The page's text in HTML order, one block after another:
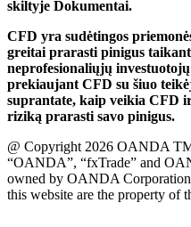
skiltyje Dokumentai.
CFD yra sudėtingos
greitai prarasti pinigus
neprofesionaliųjų
prekiaujant CFD su šiuo
suprantate, kaip veikia CFD
riziką prarasti savo pinigus.
@ Copyright 2026 OANDA
“OANDA”, “fxTrade” and
owned by OANDA
this website are the property of